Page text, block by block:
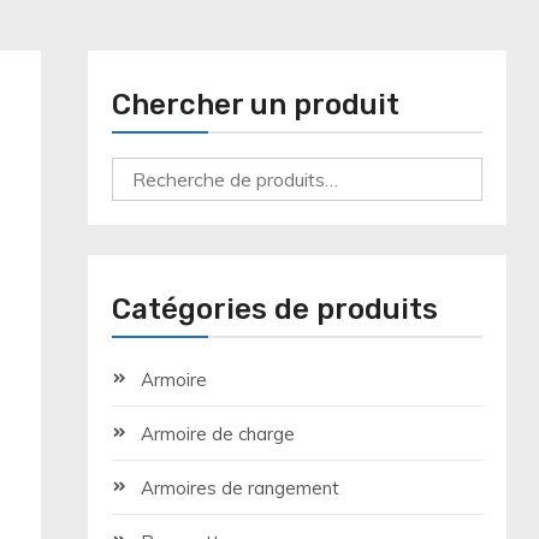
Chercher un produit
Recherche
pour :
Catégories de produits
Armoire
Armoire de charge
Armoires de rangement